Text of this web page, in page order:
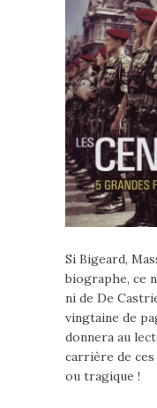
Si Bigeard,
biographe, ce
ni de De
vingtaine de
donnera au
carrière de
ou tragique !